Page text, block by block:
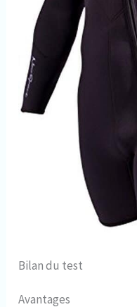
Bilan du test
Avantages